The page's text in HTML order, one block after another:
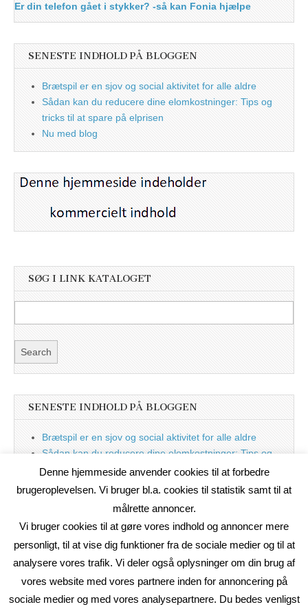
Er din telefon gået i stykker? -så kan Fonia hjælpe
SENESTE INDHOLD PÅ BLOGGEN
Brætspil er en sjov og social aktivitet for alle aldre
Sådan kan du reducere dine elomkostninger: Tips og
tricks til at spare på elprisen
Nu med blog
SØG I LINK KATALOGET
SENESTE INDHOLD PÅ BLOGGEN
Brætspil er en sjov og social aktivitet for alle aldre
Sådan kan du reducere dine elomkostninger: Tips og
tricks til at spare på elprisen
Nu med blog
Denne hjemmeside anvender cookies til at forbedre
brugeroplevelsen. Vi bruger bl.a. cookies til statistik samt til at
målrette annoncer.
Vi bruger cookies til at gøre vores indhold og annoncer mere
personligt, til at vise dig funktioner fra de sociale medier og til at
analysere vores trafik. Vi deler også oplysninger om din brug af
vores website med vores partnere inden for annoncering på
sociale medier og med vores analysepartnere. Du bedes venligst